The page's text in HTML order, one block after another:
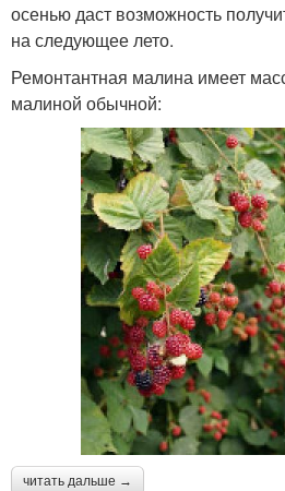
осенью даст возможность
на следующее лето.
Ремонтантная малина имеет
малиной обычной:
читать дальше →